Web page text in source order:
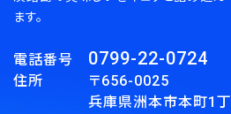
ます。
電話番号 0799-22-0724
住所 〒656-0025
兵庫県洲本市本町1丁